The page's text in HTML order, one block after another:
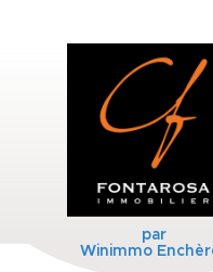
par
Winimmo